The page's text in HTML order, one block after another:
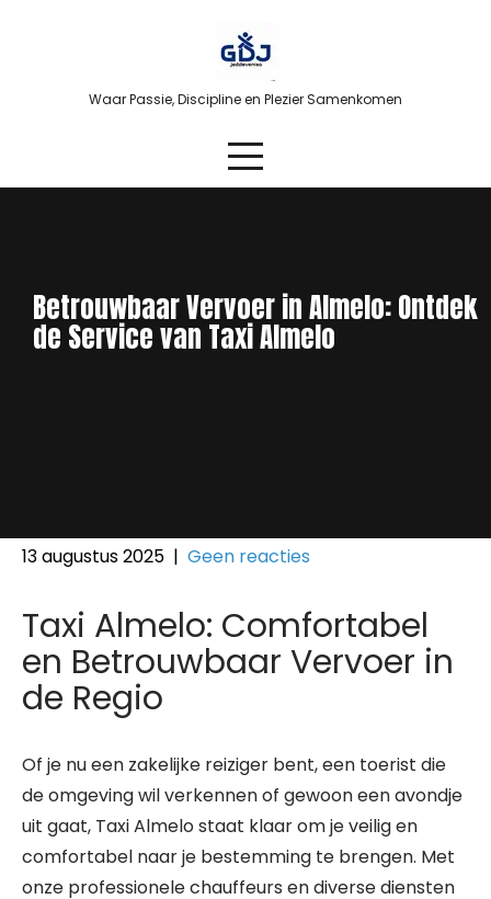
Waar Passie, Discipline en Plezier Samenkomen
Betrouwbaar Vervoer in Almelo: Ontdek
de Service van Taxi Almelo
13 augustus 2025 | Geen reacties
Taxi Almelo: Comfortabel
en Betrouwbaar Vervoer in
de Regio
Of je nu een zakelijke reiziger bent, een toerist die
de omgeving wil verkennen of gewoon een avondje
uit gaat, Taxi Almelo staat klaar om je veilig en
comfortabel naar je bestemming te brengen. Met
onze professionele chauffeurs en diverse diensten